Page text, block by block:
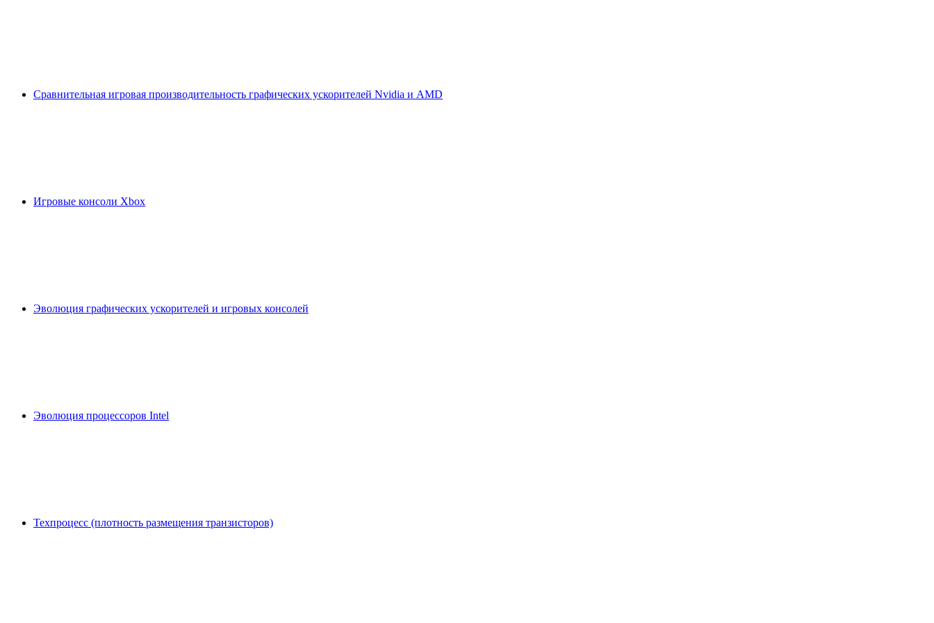
Сравнительная игровая производительность графических ускорителей Nvidia и AMD
Игровые консоли Xbox
Эволюция графических ускорителей и игровых консолей
Эволюция процессоров Intel
Техпроцесс (плотность размещения транзисторов)